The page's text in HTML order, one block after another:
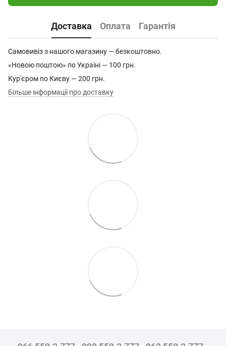
Доставка Оплата Гарантія
Самовивіз з нашого магазину — безкоштовно.
«Новою поштою» по Україні — 100 грн.
Кур'єром по Києву — 200 грн.
Більше інформації про доставку